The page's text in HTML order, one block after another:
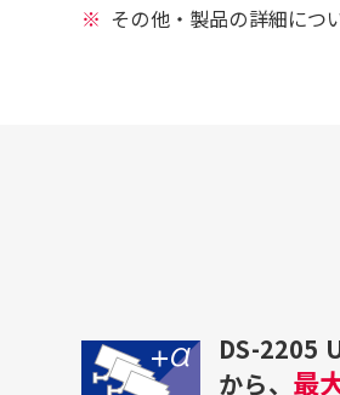
その他・製品の詳細につ
DS-2205
から、 最